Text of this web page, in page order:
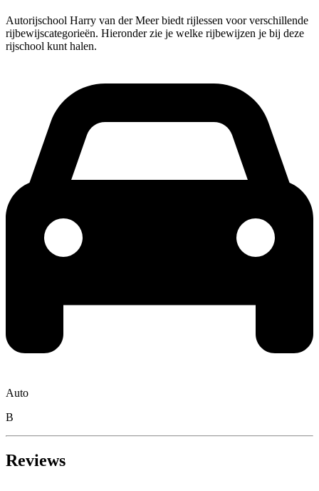
Autorijschool Harry van der Meer biedt rijlessen voor verschillende
rijbewijscategorieën. Hieronder zie je welke rijbewijzen je bij deze
rijschool kunt halen.
Auto
B
Reviews